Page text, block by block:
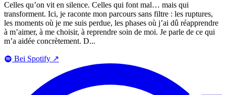
Celles qu’on vit en silence. Celles qui font mal… mais qui
transforment. Ici, je raconte mon parcours sans filtre : les ruptures,
les moments où je me suis perdue, les phases où j’ai dû réapprendre
à m’aimer, à me choisir, à reprendre soin de moi. Je parle de ce qui
m’a aidée concrètement. D...
Bei Spotify ↗